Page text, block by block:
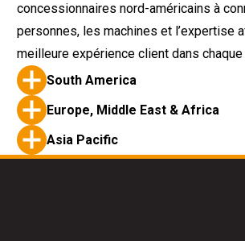
concessionnaires nord-américains à
personnes, les machines et l’expertise
meilleure expérience client dans
South America
Europe, Middle East & Africa
Asia Pacific